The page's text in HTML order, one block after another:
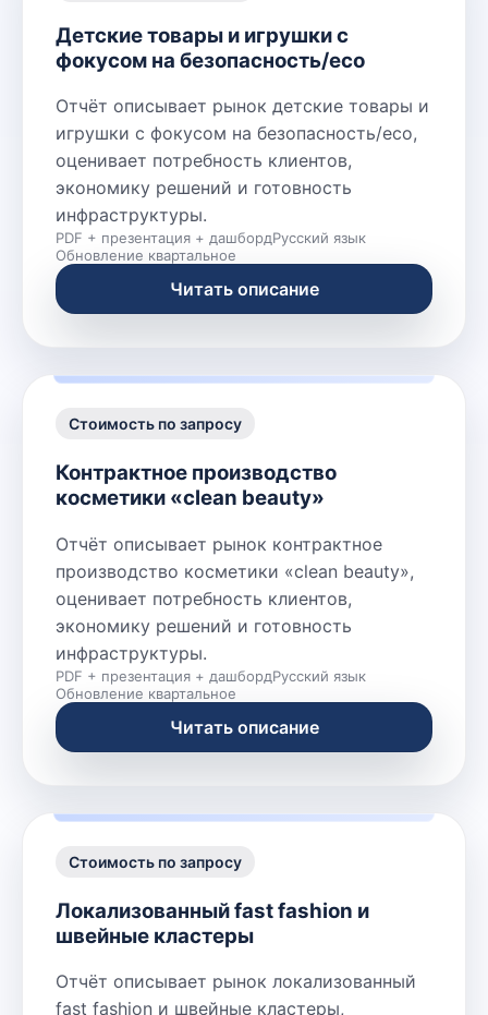
Детские товары и игрушки с
фокусом на безопасность/eco
Отчёт описывает рынок детские товары и
игрушки с фокусом на безопасность/eco,
оценивает потребность клиентов,
экономику решений и готовность
инфраструктуры.
PDF + презентация + дашбордРусский язык
Обновление квартальное
Читать описание
Стоимость по запросу
Контрактное производство
косметики «clean beauty»
Отчёт описывает рынок контрактное
производство косметики «clean beauty»,
оценивает потребность клиентов,
экономику решений и готовность
инфраструктуры.
PDF + презентация + дашбордРусский язык
Обновление квартальное
Читать описание
Стоимость по запросу
Локализованный fast fashion и
швейные кластеры
Отчёт описывает рынок локализованный
fast fashion и швейные кластеры,